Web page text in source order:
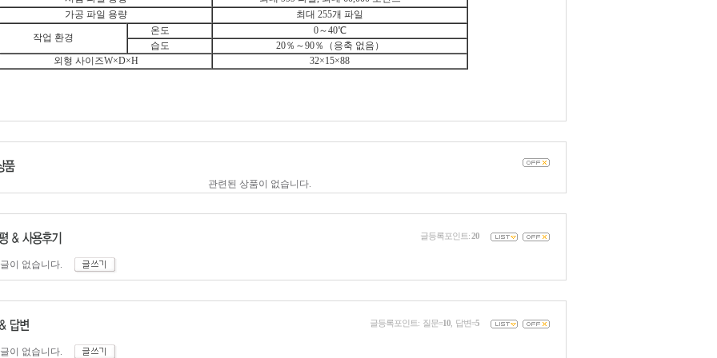
가공 파일 용량
최대 255개 파일
작업 환경
온도
0～40℃
습도
20％～90％（응축 없음）
외형 사이즈W×D×H
32×15×88
관련된 상품이 없습니다.
글등록포인트: 20
글이 없습니다.
글등록포인트: 질문=10 , 답변=5
글이 없습니다.